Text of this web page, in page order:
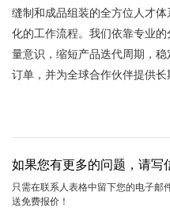
缝制和成品组装的全方位人才
化的工作流程。我们依靠专业
量意识，缩短产品迭代周期，
订单，并为全球合作伙伴提供长
如果您有更多的问题，请写
只需在联系人表格中留下您的电子邮
送免费报价！